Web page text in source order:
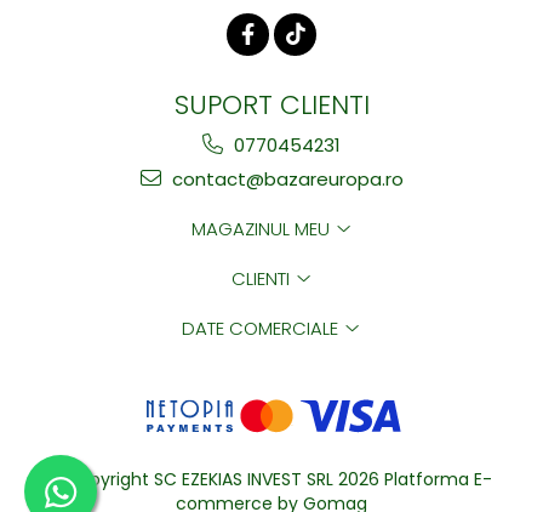
SUPORT CLIENTI
0770454231
contact@bazareuropa.ro
MAGAZINUL MEU
CLIENTI
DATE COMERCIALE
©Copyright SC EZEKIAS INVEST SRL 2026 Platforma E-
commerce by Gomag